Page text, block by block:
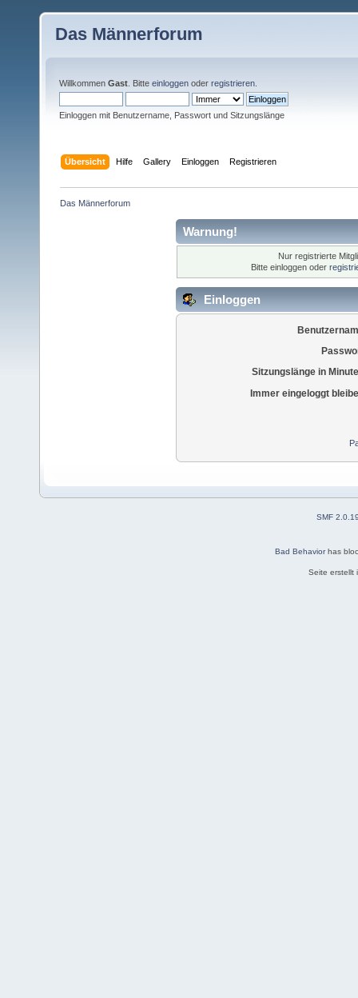
Das Männerforum
Willkommen Gast . Bitte einloggen oder registrieren
Einloggen mit Benutzername, Passwort und Sitzungslänge
Übersicht Hilfe Gallery Einloggen Registrieren
Das Männerforum
Warnung!
Nur registrierte
Bitte einloggen oder
Einloggen
Sitzungslänge in
Immer eingeloggt
SMF
Bad Behaviorhas
Seite erstellt